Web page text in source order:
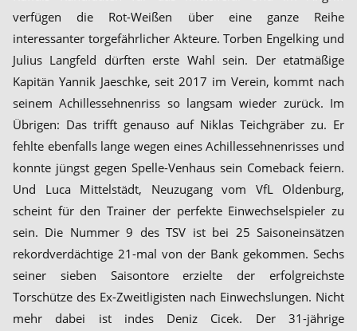
verfügen die Rot-Weißen über eine ganze Reihe
interessanter torgefährlicher Akteure. Torben Engelking und
Julius Langfeld dürften erste Wahl sein. Der etatmäßige
Kapitän Yannik Jaeschke, seit 2017 im Verein, kommt nach
seinem Achillessehnenriss so langsam wieder zurück. Im
Übrigen: Das trifft genauso auf Niklas Teichgräber zu. Er
fehlte ebenfalls lange wegen eines Achillessehnenrisses und
konnte jüngst gegen Spelle-Venhaus sein Comeback feiern.
Und Luca Mittelstädt, Neuzugang vom VfL Oldenburg,
scheint für den Trainer der perfekte Einwechselspieler zu
sein. Die Nummer 9 des TSV ist bei 25 Saisoneinsätzen
rekordverdächtige 21-mal von der Bank gekommen. Sechs
seiner sieben Saisontore erzielte der erfolgreichste
Torschütze des Ex-Zweitligisten nach Einwechslungen. Nicht
mehr dabei ist indes Deniz Cicek. Der 31-jährige